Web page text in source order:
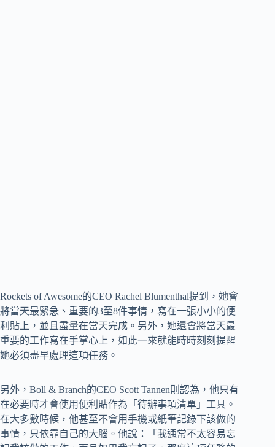
Rockets of Awesome的CEO Rachel Blumenthal提到，她會
將當天最緊急、重要的3至8件事情，寫在一張小小的便
利貼上，並且盡量在當天完成。另外，她還會將當天最
重要的工作寫在手掌心上，如此一來就能時時刻刻提醒
她必須盡早處理這項任務。
另外，Boll & Branch的CEO Scott Tannen則認為，他只有
在必要時才會使用便利貼作為「待辦事項清單」工具。
在大多數時候，他甚至不會用手機或紙筆記錄下該做的
事情，只依靠自己的大腦。他說：「我通常不太容易忘